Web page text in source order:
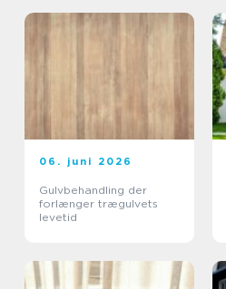
06. juni 2026
Gulvbehandling der
forlænger trægulvets
levetid